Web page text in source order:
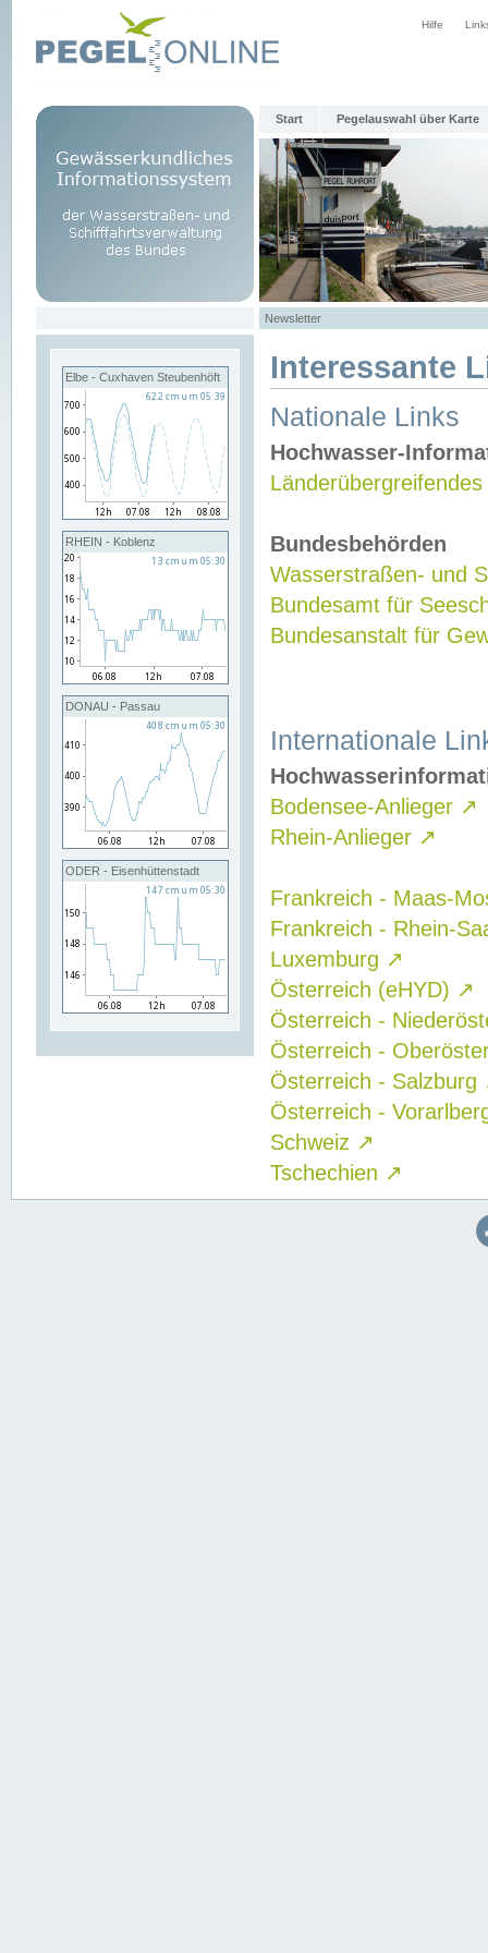
Hilfe
Start Pegelauswahl über Karte
Newsletter
Elbe - Cuxhaven Steubenhöft
RHEIN - Koblenz
DONAU - Passau
ODER - Eisenhüttenstadt
Interessante
Nationale Links
Hochwasser-
Bundesbehörden
Wasserstraßen- und
Bundesamt für
Bundesanstalt für
Internationale
Bodensee-Anlieger ↗
Rhein-Anlieger ↗
Frankreich - Maas-
Frankreich - Rhein-
Luxemburg ↗
Österreich (eHYD) ↗
Österreich -
Österreich -
Österreich - Salzburg
Österreich -
Schweiz ↗
Tschechien ↗